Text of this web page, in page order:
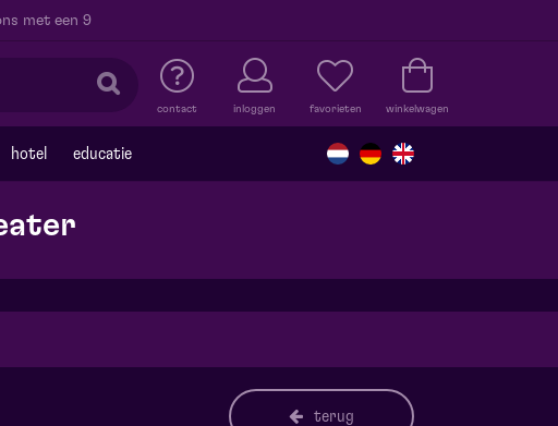
met een 9
contact inloggen favorieten winkelwagen
hotel educatie
terug